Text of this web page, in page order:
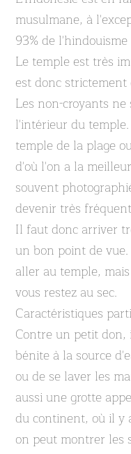
musulmane, à
93% de
Le temple est très
est donc
Les non-croyants
l'intérieur du
temple de la plage
d'où l'on a la
souvent
devenir très
Il faut donc arriver
un bon point de
aller au temple,
vous restez au sec.
Caractéristiques
Contre un petit don,
bénite à la source
ou de se laver les
aussi une grotte
du continent, où il y
on peut montrer les